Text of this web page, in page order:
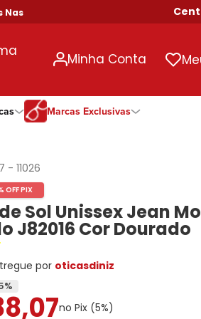
Acima de R$ 699!
Minha Conta
Ono
Todas Exclusivas
Ono
Todas Exclusivas
Todas as Durações
Ono
Marcas Exclusivas
-11026
OFF PIX
Sol Unissex Jean
J82016 Cor Dourado
por oticasdiniz
%
,07no Pix (5%)